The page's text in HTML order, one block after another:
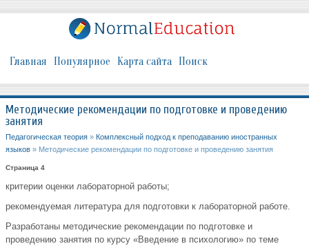
Главная Популярное Карта сайта Поиск
Методические рекомендации по подготовке и проведению
занятия
Педагогическая теория » Комплексный подход к преподаванию иностранных
языков » Методические рекомендации по подготовке и проведению занятия
Страница 4
критерии оценки лабораторной работы;
рекомендуемая литература для подготовки к лабораторной работе.
Разработаны методические рекомендации по подготовке и
проведению занятия по курсу «Введение в психологию» по теме